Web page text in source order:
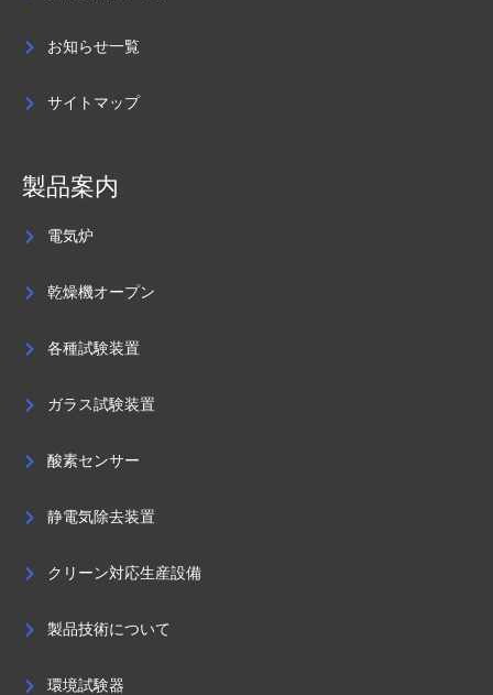
お知らせ一覧
サイトマップ
製品案内
電気炉
乾燥機オープン
各種試験装置
ガラス試験装置
酸素センサー
静電気除去装置
クリーン対応生産設備
製品技術について
環境試験器